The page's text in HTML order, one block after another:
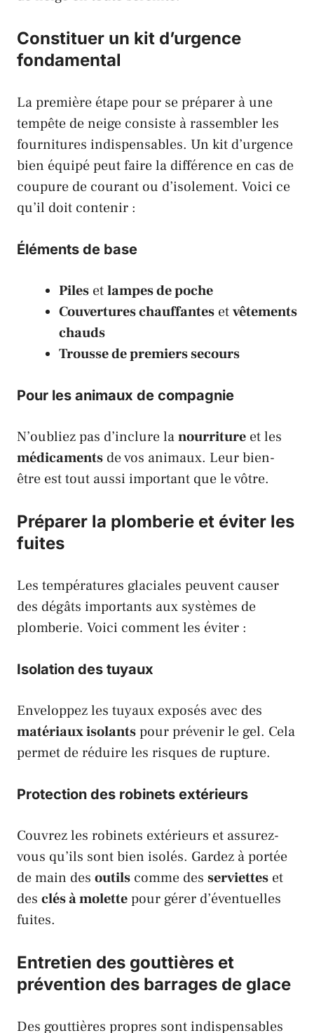
Constituer un kit d’urgence
fondamental
La première étape pour se préparer à une
tempête de neige consiste à rassembler les
fournitures indispensables. Un kit d’urgence
bien équipé peut faire la différence en cas de
coupure de courant ou d’isolement. Voici ce
qu’il doit contenir :
Éléments de base
Piles etlampes de poche
Couvertures chauffantes etvêtements
chauds
Trousse de premiers secours
Pour les animaux de compagnie
N’oubliez pas d’inclure lanourriture et les
médicaments de vos animaux. Leur bien-
être est tout aussi important que le vôtre.
Préparer la plomberie et éviter les
fuites
Les températures glaciales peuvent causer
des dégâts importants aux systèmes de
plomberie. Voici comment les éviter :
Isolation des tuyaux
Enveloppez les tuyaux exposés avec des
matériaux isolantspour prévenir le gel. Cela
permet de réduire les risques de rupture.
Protection des robinets extérieurs
Couvrez les robinets extérieurs et assurez-
vous qu’ils sont bien isolés. Gardez à portée
de main des outils comme des serviettes et
des clés à molettepour gérer d’éventuelles
fuites.
Entretien des gouttières et
prévention des barrages de glace
Des gouttières propres sont indispensables